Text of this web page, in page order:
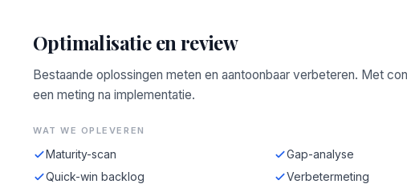
Optimalisatie en review
Bestaande oplossingen meten en aantoonbaar verbeteren. Met
een meting na implementatie.
WAT WE OPLEVEREN
Maturity-scan
Gap-analyse
Quick-win backlog
Verbetermeting